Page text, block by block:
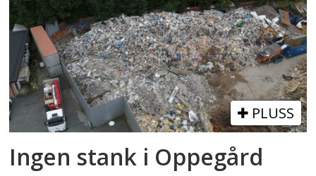
PLUSS
Ingen stank i Oppegård